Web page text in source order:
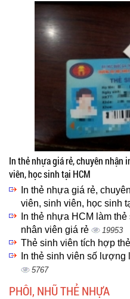
In thẻ nhựa giá rẻ, chuyên nhận
viên, học sinh tại HCM
In thẻ nhựa giá rẻ,
viên, sinh viên, học sinh
In thẻ nhựa HCM làm
nhân viên giá rẻ
19953
Thẻ sinh viên tích hợp
In thẻ sinh viên số
5767
PHÔI, NHŨ THẺ NHỰA